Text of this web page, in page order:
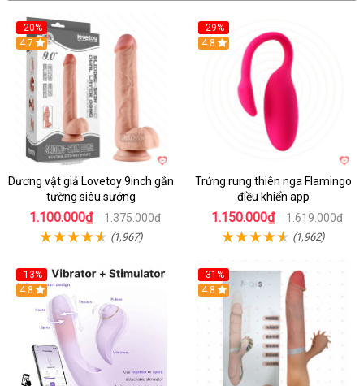
-20%
Hot
4.7
Dương vật giả Lovetoy 9inch gắn
tường siêu sướng
1.100.000₫ 1.375.000₫
(1,967)
-29%
Hot
4.8
Trứng rung thiên nga Flamingo
điều khiển app
1.150.000₫ 1.619.000₫
(1,962)
-13%
4.8
-31%
4.8